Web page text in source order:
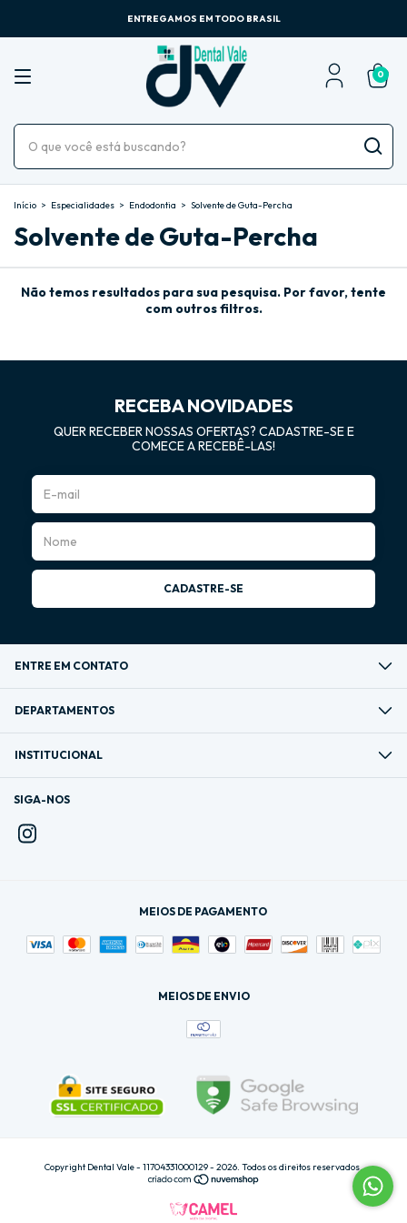
ENTREGAMOS EM TODO BRASIL
0
Início > Especialidades > Endodontia > Solvente de Guta-Percha
Solvente de Guta-Percha
Não temos resultados para sua pesquisa. Por favor, tente
com outros filtros.
RECEBA NOVIDADES
QUER RECEBER NOSSAS OFERTAS? CADASTRE-SE E
COMECE A RECEBÊ-LAS!
ENTRE EM CONTATO
DEPARTAMENTOS
INSTITUCIONAL
SIGA-NOS
MEIOS DE PAGAMENTO
MEIOS DE ENVIO
Copyright Dental Vale - 11704331000129 - 2026. Todos os direitos reservados.